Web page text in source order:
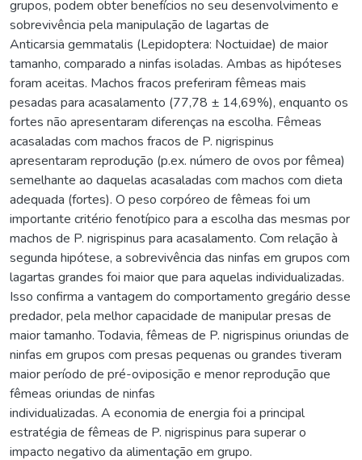
grupos, podem obter benefícios no seu desenvolvimento e
sobrevivência pela manipulação de lagartas de
Anticarsia gemmatalis (Lepidoptera: Noctuidae) de maior
tamanho, comparado a ninfas isoladas. Ambas as hipóteses
foram aceitas. Machos fracos preferiram fêmeas mais
pesadas para acasalamento (77,78 ± 14,69%), enquanto os
fortes não apresentaram diferenças na escolha. Fêmeas
acasaladas com machos fracos de P. nigrispinus
apresentaram reprodução (p.ex. número de ovos por fêmea)
semelhante ao daquelas acasaladas com machos com dieta
adequada (fortes). O peso corpóreo de fêmeas foi um
importante critério fenotípico para a escolha das mesmas por
machos de P. nigrispinus para acasalamento. Com relação à
segunda hipótese, a sobrevivência das ninfas em grupos com
lagartas grandes foi maior que para aquelas individualizadas.
Isso confirma a vantagem do comportamento gregário desse
predador, pela melhor capacidade de manipular presas de
maior tamanho. Todavia, fêmeas de P. nigrispinus oriundas de
ninfas em grupos com presas pequenas ou grandes tiveram
maior período de pré-oviposição e menor reprodução que
fêmeas oriundas de ninfas
individualizadas. A economia de energia foi a principal
estratégia de fêmeas de P. nigrispinus para superar o
impacto negativo da alimentação em grupo.